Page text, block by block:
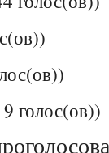
голос(ов))